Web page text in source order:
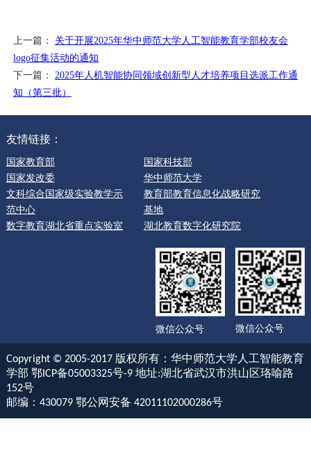
上一篇： 关于开展2025年华中师范大学人工智能教育学部校友会
logo征集活动的通知
下一篇： 2025年人机智能协同领域创新型人才培养项目选派工作通
知（第三批）
友情链接：
国家教育部
国家科技部
国家发改委
华中师范大学
文科综合国家级实验教学示
范中心
教育部教育信息化战略研究
基地
数字教育湖北省重点实验室
湖北教育数字化研究院
微信公众号 微信公众号
Copyright © 2005-2017 版权所有：华中师范大学人工智能教育
学部 鄂ICP备05003325号-9 地址:湖北省武汉市洪山区珞喻路
152号
邮编：430079 鄂公网安备 42011102000286号